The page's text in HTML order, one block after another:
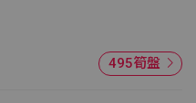
495筍盤